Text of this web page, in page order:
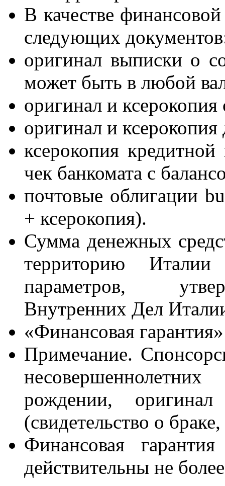
В качестве
следующих
оригинал выписки о
может быть в любой
оригинал и
оригинал и
ксерокопия
чек банкомата с
почтовые облигации
+ ксерокопия).
Сумма денежных
территорию Италии
параметров,
Внутренних Дел
«Финансовая гарантия»
Примечание.
рождении,
(свидетельство о
Финансовая
действительны не